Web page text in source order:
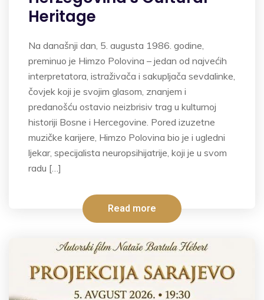
Heritage
Na današnji dan, 5. augusta 1986. godine,
preminuo je Himzo Polovina – jedan od najvećih
interpretatora, istraživača i sakupljača sevdalinke,
čovjek koji je svojim glasom, znanjem i
predanošću ostavio neizbrisiv trag u kulturnoj
historiji Bosne i Hercegovine. Pored izuzetne
muzičke karijere, Himzo Polovina bio je i ugledni
ljekar, specijalista neuropsihijatrije, koji je u svom
radu […]
Read more